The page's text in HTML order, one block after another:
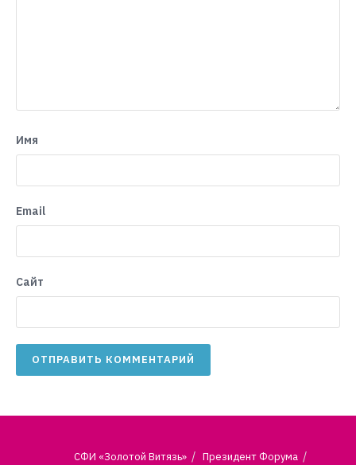
Имя
Email
Сайт
СФИ «Золотой Витязь» Президент Форума